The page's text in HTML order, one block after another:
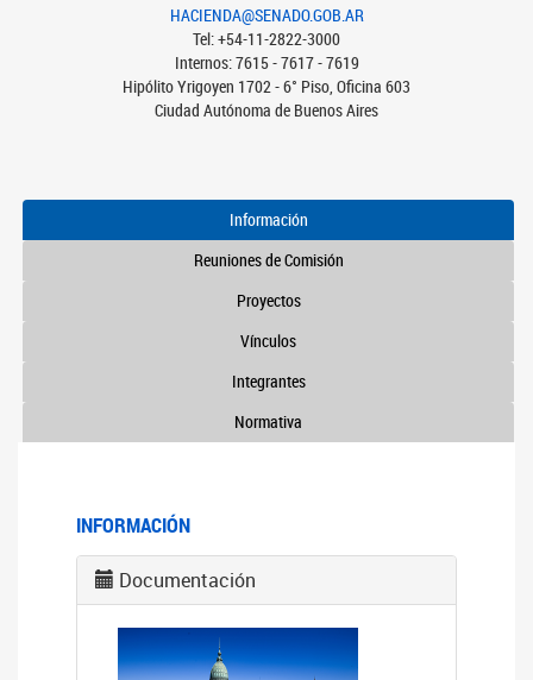
HACIENDA@SENADO.GOB.AR
Tel: +54-11-2822-3000
Internos: 7615 - 7617 - 7619
Hipólito Yrigoyen 1702 - 6° Piso, Oficina 603
Ciudad Autónoma de Buenos Aires
Información
Reuniones de Comisión
Proyectos
Vínculos
Integrantes
Normativa
INFORMACIÓN
Documentación